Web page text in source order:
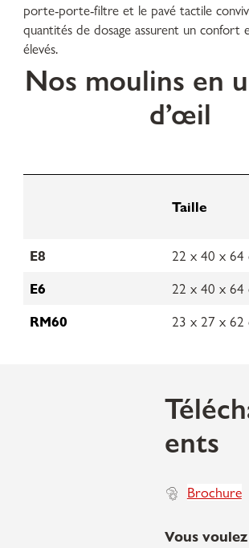
porte-porte-filtre et le pavé tactile
quantités de dosage assurent un confort
élevés.
Nos moulins en
d’œil
Taille
E8 22 x 40 x 64
E6 22 x 40 x 64
RM60 23 x 27 x 62
ents
Brochure
Vous